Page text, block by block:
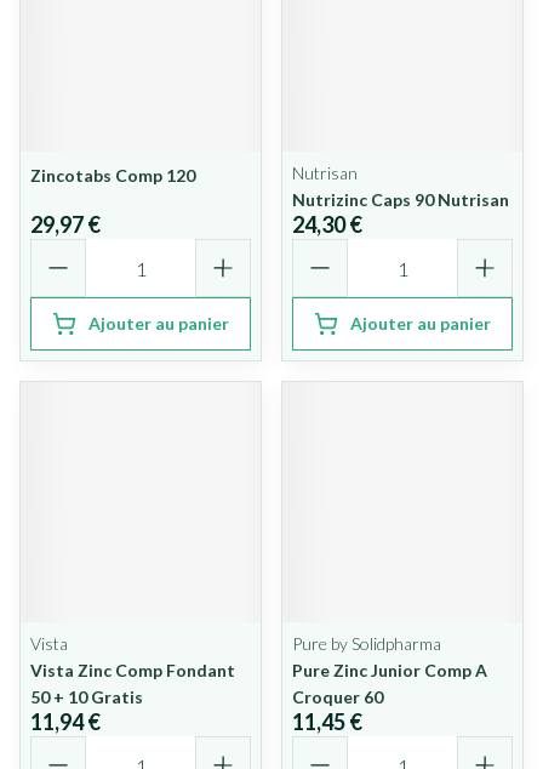
Zincotabs Comp 120
29,97 €
Ajouter au panier
Nutrisan
Nutrizinc Caps 90 Nutrisan
24,30 €
Ajouter au panier
Vista
Vista Zinc Comp Fondant
50 + 10 Gratis
11,94 €
Pure by Solidpharma
Pure Zinc Junior Comp A
Croquer 60
11,45 €